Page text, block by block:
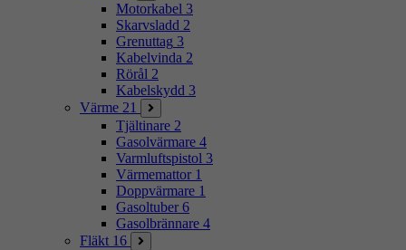
Motorkabel 3
Skarvsladd 2
Grenuttag 3
Kabelvinda 2
Rörål 2
Kabelskydd 3
Värme 21
Tjältinare 2
Gasolvärmare 4
Varmluftspistol 3
Värmemattor 1
Doppvärmare 1
Gasoltuber 6
Gasolbrännare 4
Fläkt 16